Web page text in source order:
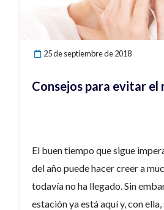
25 de septiembre de 2018
Consejos para evitar el
El buen tiempo que sigue
del año puede hacer creer a
todavía no ha llegado. Sin
estación ya está aquí y, con